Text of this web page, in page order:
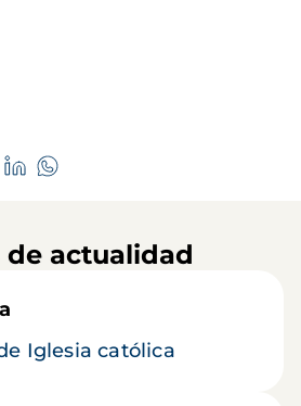
actualidad
Iglesia católica